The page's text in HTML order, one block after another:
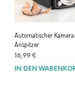
Automatischer
Anspitzer
16,99 €
IN DEN